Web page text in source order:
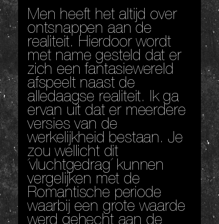
Men heeft het altijd over
ontsnappen aan de
realiteit. Hierdoor wordt
met name gesteld dat er
zich een fantasiewereld
afspeelt naast de
alledaagse realiteit. Ik ga
ervan uit dat er meerdere
versies van de
werkelijkheid bestaan. Je
zou wellicht dit
´vluchtgedrag´ kunnen
vergelijken met de
Romantische periode
waarbij een grote waarde
werd gehecht aan de